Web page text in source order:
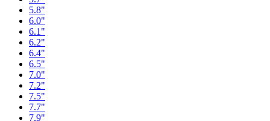
5.8"
6.0"
6.1"
6.2"
6.4"
6.5"
7.0"
7.2"
7.5"
7.7"
7.9"